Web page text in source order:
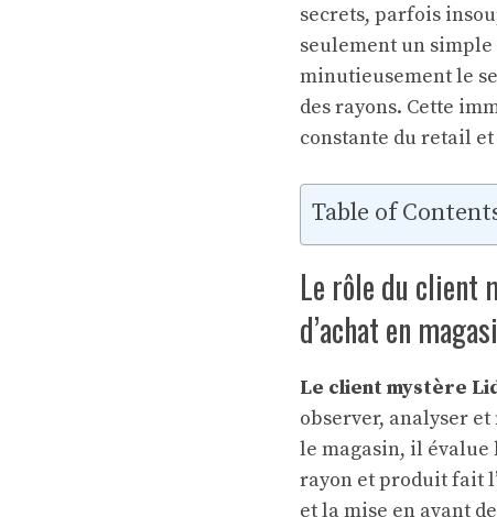
secrets, parfois
seulement un
minutieusement le
des rayons. Cette
constante du retail
Table of
Le rôle du client
d’achat en
Le client mystère
observer, analyser et
le magasin, il évalue
rayon et produit fait
et la mise en avant